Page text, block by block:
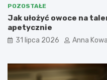
POZOSTAŁE
Jak ułożyć owoce na
apetycznie
31 lipca 2026 Anna